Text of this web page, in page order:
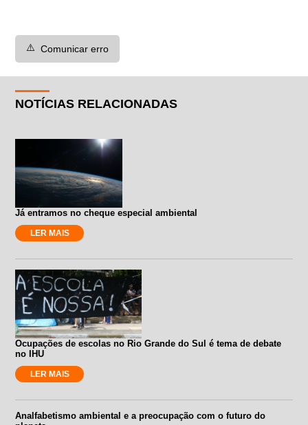
⚠️ Comunicar erro
NOTÍCIAS RELACIONADAS
Já entramos no cheque especial ambiental
LER MAIS
Ocupações de escolas no Rio Grande do Sul é tema de debate
no IHU
LER MAIS
Analfabetismo ambiental e a preocupação com o futuro do